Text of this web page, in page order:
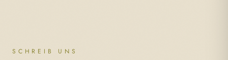
SCHREIB UNS